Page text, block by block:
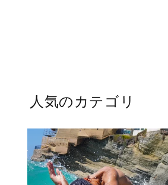
人気のカテゴリ